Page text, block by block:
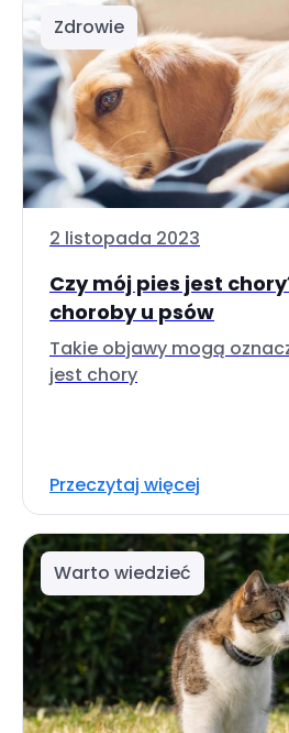
Zdrowie
2 listopada 2023
Czy mój pies jest
choroby u psów
Takie objawy mogą
jest chory
Przeczytaj więcej
Warto wiedzieć